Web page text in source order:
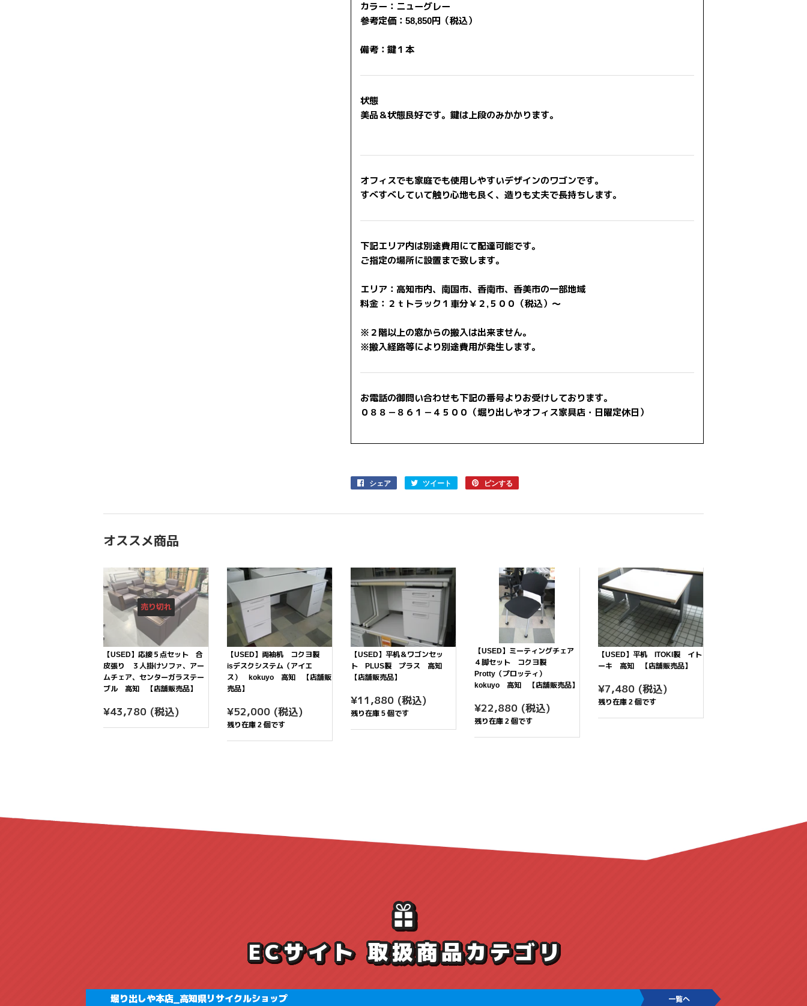
カラー：ニューグレー
参考定価：58,850円（税込）
備考：鍵１本
状態
美品＆状態良好です。鍵は上段のみかかります。
オフィスでも家庭でも使用しやすいデザインのワゴンです。
すべすべしていて触り心地も良く、造りも丈夫で長持ちします。
下記エリア内は別途費用にて配達可能です。
ご指定の場所に設置まで致します。
エリア：高知市内、南国市、香南市、香美市の一部地域
料金：２ｔトラック１車分￥２,５００（税込）～
※２階以上の窓からの搬入は出来ません。
※搬入経路等により別途費用が発生します。
お電話の御問い合わせも下記の番号よりお受けしております。
０８８－８６１－４５００（堀り出しやオフィス家具店・日曜定休日）
シェア
Facebookツイート
Twitter
ピンする
オススメ商品
売り切れ
【USED】応接５点セット 合
皮張り ３人掛けソファ、アー
ムチェア、センターガラステー
ブル 高知 【店舗販売品】
通
常
¥43,780 ¥43,780
(税込)
【USED】両袖机 コクヨ製
isデスクシステム（アイエ
ス） kokuyo 高知 【店舗販
売品】
通
常
価
¥52,000 ¥52,000
(税込)
残り在庫 2 個です
【USED】平机＆ワゴンセッ
ト PLUS製 プラス 高知
【店舗販売品】
通
常
価
¥11,880 ¥11,880
(税込)
残り在庫 5 個です
【USED】ミーティングチェア
４脚セット コクヨ製
Protty（プロッティ）
kokuyo 高知 【店舗販売品】
通
常
価
¥22,880 ¥22,880
(税込)
残り在庫 2 個です
【USED】平机 ITOKI製 イト
ーキ 高知 【店舗販売品】
通
常
価
¥7,480 ¥7,480
(税込)
残り在庫 2 個です
ECサイト 取扱商品カテゴリ
堀り出しや本店_高知県リサイクルショップ 一覧へ